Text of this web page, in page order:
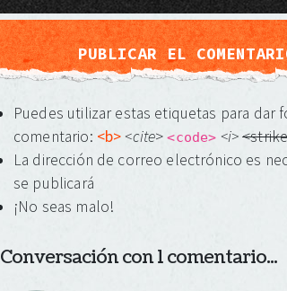
Puedes utilizar estas etiquetas para dar
comentario: <b> <cite><code> <i>
La dirección de correo electrónico es
se publicará
¡No seas malo!
Conversación con 1 comentario...